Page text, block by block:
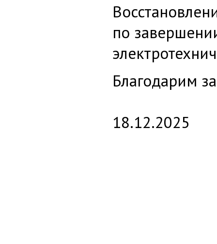
по
Благодарим
18.12.2025